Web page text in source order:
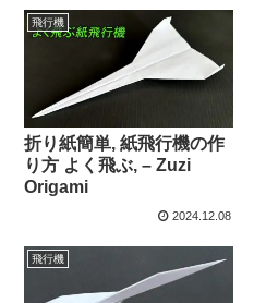
飛行機
折り紙簡単, 紙飛行機の作
り方 よく飛ぶ, – Zuzi
Origami
2024.12.08
飛行機